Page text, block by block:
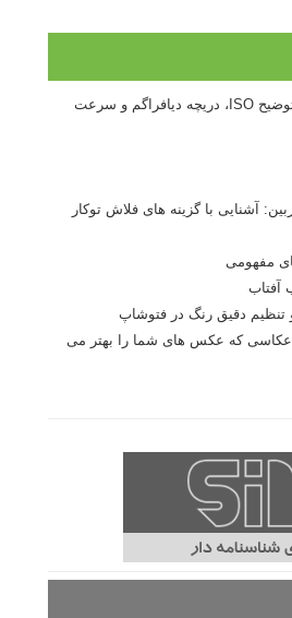
درک نوردهی – همراه با توضیح ISO، دریچه دیافراگم و سرعت
آشنایی با گزینه های فلاش توکار
مفهومی
عکاسی که عکس های شما را بهتر می